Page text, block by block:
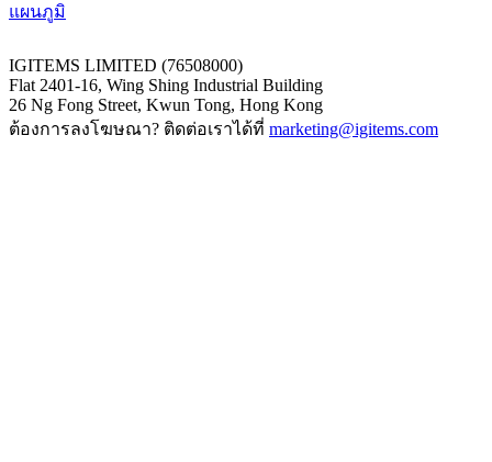
แผนภูมิ
IGITEMS LIMITED (76508000)
Flat 2401-16, Wing Shing Industrial Building
26 Ng Fong Street, Kwun Tong, Hong Kong
ต้องการลงโฆษณา? ติดต่อเราได้ที่ marketing@igitems.com